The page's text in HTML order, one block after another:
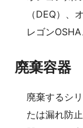
（DEQ）、
レゴン
廃棄容器
廃棄するシ
たは漏れ防